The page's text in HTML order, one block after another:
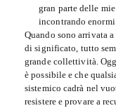
gran parte delle
incontrando
Quando sono arrivata
di significato, tutto
grande collettività.
è possibile e che
sistemico cadrà nel
resistere e provare a